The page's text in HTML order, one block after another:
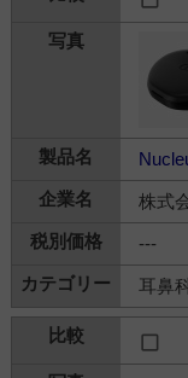
株式
---
耳鼻